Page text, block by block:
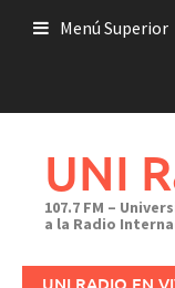
Menú Superior
UNI
107.7 FM –
a la Radio
UNI RADIO EN